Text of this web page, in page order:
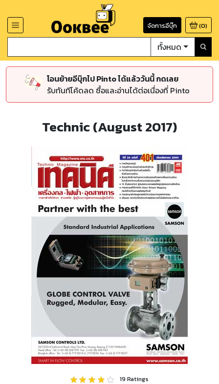
จัดการอีบุ๊ก (0)
ทั้งหมด
โอนย้ายอีบุ๊กไป Pinto ได้แล้ววันนี้ กดเลย
รับทันทีโค้ดลด ซื้อและอ่านได้ต่อเนื่องที่ Pinto
Technic (August 2017)
19Ratings